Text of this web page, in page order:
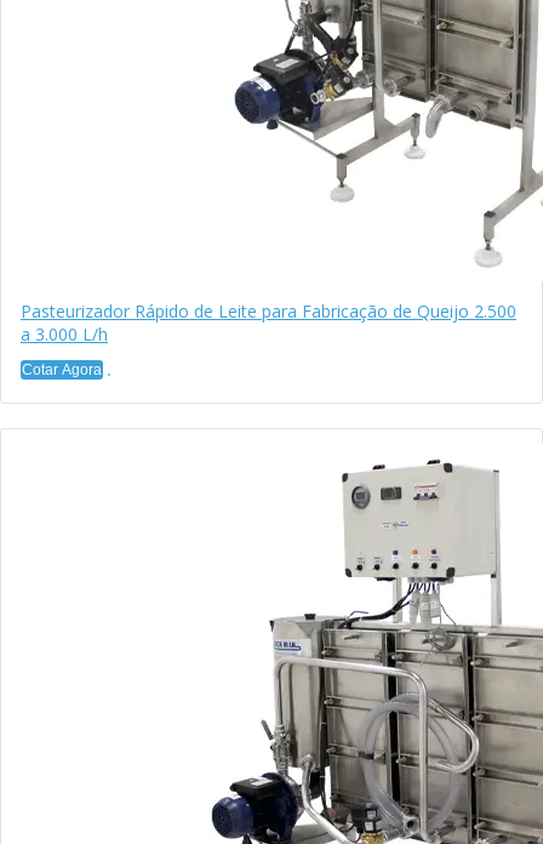
Pasteurizador Rápido de Leite para Fabricação de Queijo 2.500
a 3.000 L/h
Cotar Agora